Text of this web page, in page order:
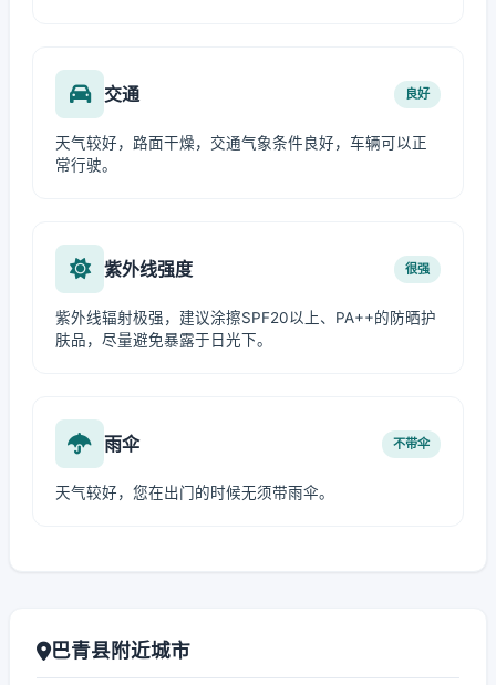
交通 良好
天气较好，路面干燥，交通气象条件良好，车辆可以正
常行驶。
紫外线强度 很强
紫外线辐射极强，建议涂擦SPF20以上、PA++的防晒护
肤品，尽量避免暴露于日光下。
雨伞 不带伞
天气较好，您在出门的时候无须带雨伞。
巴青县附近城市